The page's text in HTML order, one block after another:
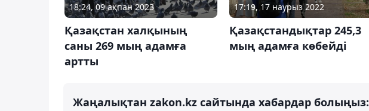
18:24, 09 ақпан 2023
Қазақстан халқының
саны 269 мың адамға
артты
17:19, 17 наурыз 2022
Қазақстандықтар 245,3
мың адамға көбейді
Жаңалықтан zakon.kz сайтында хабардар болыңыз: